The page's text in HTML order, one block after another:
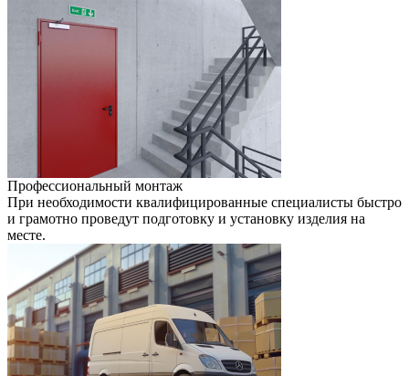
Профессиональный монтаж
При необходимости квалифицированные специалисты быстро
и грамотно проведут подготовку и установку изделия на
месте.